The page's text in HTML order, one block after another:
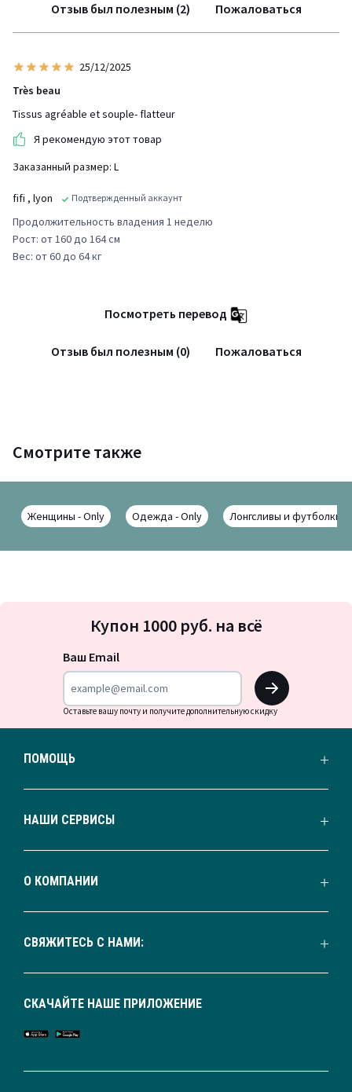
Отзыв был полезным (2) Пожаловаться
25/12/2025
Très beau
Tissus agréable et souple- flatteur
Я рекомендую этот товар
Заказанный размер: L
fifi , lyon Подтвержденный аккаунт
Продолжительность владения 1 неделю
Рост: от 160 до 164 см
Вес: от 60 до 64 кг
Посмотреть перевод
Отзыв был полезным (0) Пожаловаться
Смотрите также
Женщины - Only Одежда - Only Лонгсливы и футболки -
на
Купон 1000 руб. на всё
Ваш Email
OK
Оставьте вашу почту и получите дополнительную скидку
ПОМОЩЬ
НАШИ СЕРВИСЫ
О КОМПАНИИ
СВЯЖИТЕСЬ С НАМИ:
СКАЧАЙТЕ НАШЕ ПРИЛОЖЕНИЕ